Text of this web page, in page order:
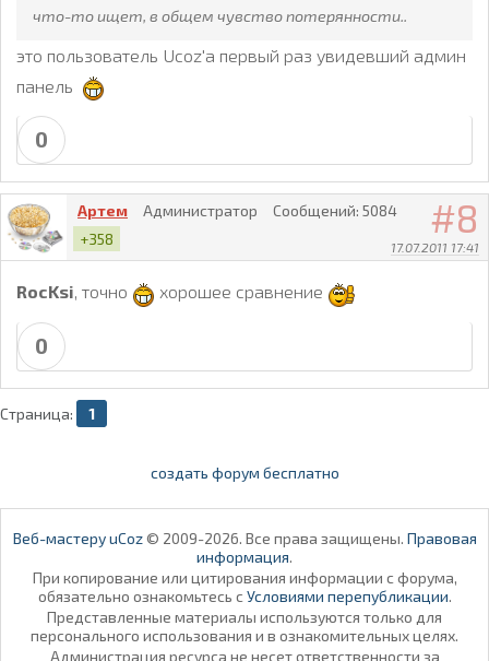
что-то ищет, в общем чувство потерянности..
это пользователь Ucoz'a первый раз увидевший админ
панель
0
8
17.07.2011 17:41
Артем Администратор Сообщений: 5084
+358
RocKsi, точно хорошее сравнение
0
Страница: 1
создать форум бесплатно
Веб-мастеру uCoz© 2009-2026. Все права защищены. Правовая
информация.
При копирование или цитирования информации с форума,
обязательно ознакомьтесь с Условиями перепубликации.
Представленные материалы используются только для
персонального использования и в ознакомительных целях.
Администрация ресурса не несет ответственности за